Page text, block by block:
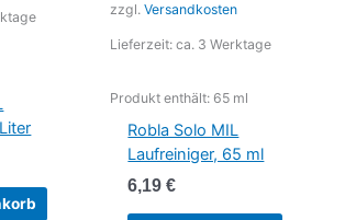
zzgl. Versandkosten
Lieferzeit: ca. 3 Werktage
Produkt enthält: 65 ml
Robla Solo MIL
Laufreiniger, 65 ml
6,19€